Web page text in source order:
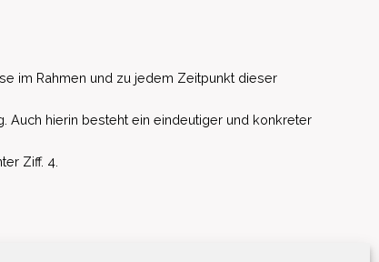
im Rahmen und zu jedem Zeitpunkt dieser
Auch hierin besteht ein eindeutiger und konkreter
Ziff. 4.